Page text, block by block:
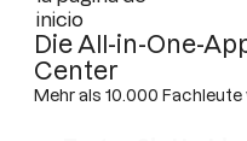
Die All-in-One-
Center
Mehr als 10.000